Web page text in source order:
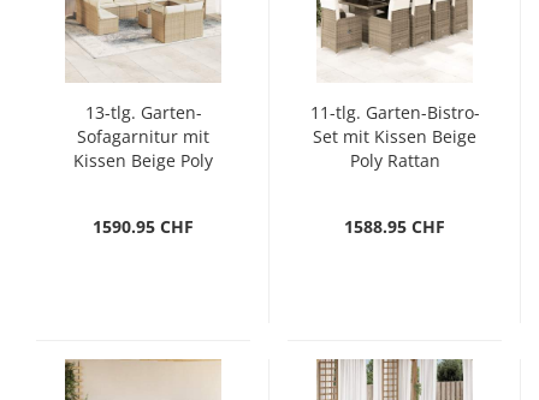
13-tlg. Garten-
Sofagarnitur mit
Kissen Beige Poly
1590.95 CHF
11-tlg. Garten-Bistro-
Set mit Kissen Beige
Poly Rattan
1588.95 CHF